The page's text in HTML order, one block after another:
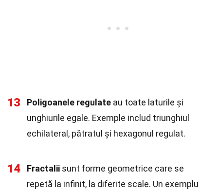
13 Poligoanele regulate au toate laturile și
unghiurile egale. Exemple includ triunghiul
echilateral, pătratul și hexagonul regulat.
14 Fractalii sunt forme geometrice care se
repetă la infinit, la diferite scale. Un exemplu